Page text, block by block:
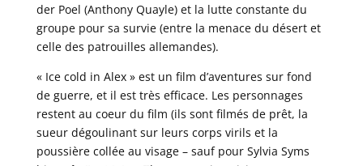
der Poel (Anthony Quayle) et la lutte constante du
groupe pour sa survie (entre la menace du désert et
celle des patrouilles allemandes).
« Ice cold in Alex » est un film d’aventures sur fond
de guerre, et il est très efficace. Les personnages
restent au coeur du film (ils sont filmés de prêt, la
sueur dégoulinant sur leurs corps virils et la
poussière collée au visage – sauf pour Sylvia Syms